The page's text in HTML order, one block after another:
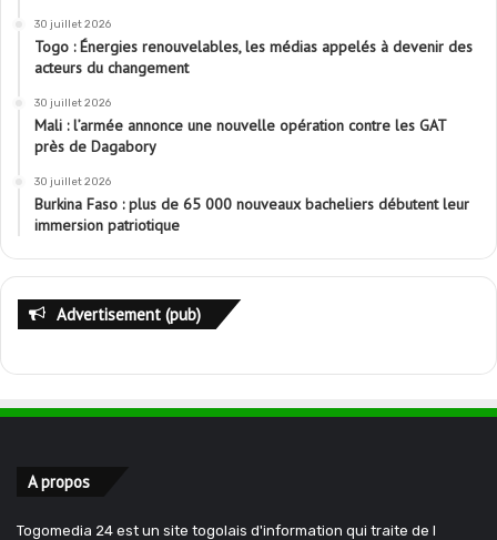
30 juillet 2026
Togo : Énergies renouvelables, les médias appelés à devenir des
acteurs du changement
30 juillet 2026
Mali : l’armée annonce une nouvelle opération contre les GAT
près de Dagabory
30 juillet 2026
Burkina Faso : plus de 65 000 nouveaux bacheliers débutent leur
immersion patriotique
Advertisement (pub)
A propos
Togomedia 24 est un site togolais d'information qui traite de l